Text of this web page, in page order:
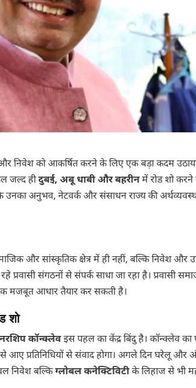
निवेश को आकर्षित करने के लिए एक बड़ा कदम
जल्द हीदुबई, अबू धाबी और बहरीनमें रोड शो करने
उनका अनुभव, नेटवर्क और संसाधन राज्य की
और सांस्कृतिक क्षेत्र में ही नहीं, बल्कि निवेश और
संगठनों से संपर्क साधा जा रहा है। प्रवासी समाज
मजबूत आधार तैयार कर सकती है।
शो
कॉन्क्लेवइस पहल का केंद्र बिंदु है। कॉन्क्लेव का
आए प्रतिनिधियों से संवाद होगा। अगले दिन घरेलू और
निवेश बल्किग्लोबल कनेक्टिविटीके लिहाज से भी